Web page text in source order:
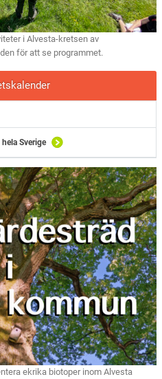
i Alvesta-kretsen av
för att se programmet.
Sverige
ekrika biotoper inom Alvesta